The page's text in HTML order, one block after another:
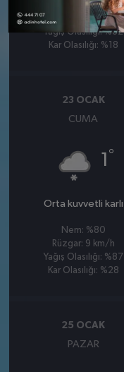
Nem: %66
Rüzgar: 12 km/h
Yağış Olasılığı: %82
Kar Olasılığı: %18
23 OCAK
CUMA
1 °
Orta kuvvetli karlı
Nem: %80
Rüzgar: 9 km/h
Yağış Olasılığı: %87
Kar Olasılığı: %28
25 OCAK
PAZAR